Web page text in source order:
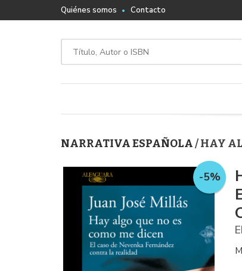
Quiénes somos Contacto
NARRATIVA ESPAÑOLA/ HAY
-5%